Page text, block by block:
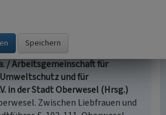
S. 17-22, Neuss (10.
(o.J.) Die Geschichte der
/ Arbeitsgemeinschaft für
und für
in der Stadt Oberwesel (Hrsg.)
Zwischen Liebfrauen und